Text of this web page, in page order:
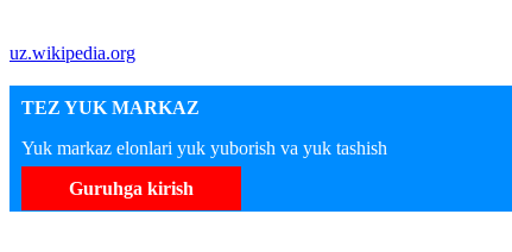
uz.wikipedia.org
TEZ YUK MARKAZ
Yuk markaz elonlari yuk yuborish va yuk tashish
Guruhga kirish